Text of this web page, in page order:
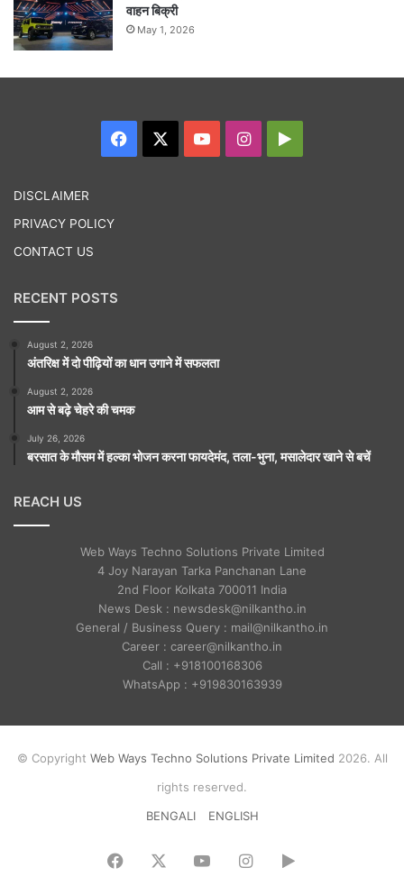
वाहन बिक्री
May 1, 2026
Facebook YouTubeInstagram
DISCLAIMER
PRIVACY POLICY
CONTACT US
RECENT POSTS
August 2, 2026
अंतरिक्ष में दो पीढ़ियों का धान उगाने में सफलता
August 2, 2026
आम से बढ़े चेहरे की चमक
July 26, 2026
बरसात के मौसम में हल्का भोजन करना फायदेमंद, तला-भुना, मसालेदार खाने से बचें
REACH US
Web Ways Techno Solutions Private Limited
4 Joy Narayan Tarka Panchanan Lane
2nd Floor Kolkata 700011 India
News Desk : newsdesk@nilkantho.in
General / Business Query : mail@nilkantho.in
Career : career@nilkantho.in
Call : +918100168306
WhatsApp : +919830163939
© Copyright Web Ways Techno Solutions Private Limited 2026. All
rights reserved.
BENGALI
ENGLISH
Facebook YouTubeInstagram